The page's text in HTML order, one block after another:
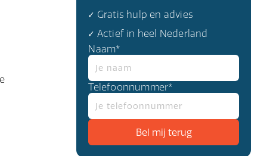
✓ Gratis hulp en advies
✓ Actief in heel Nederland
Naam*
Telefoonnummer*